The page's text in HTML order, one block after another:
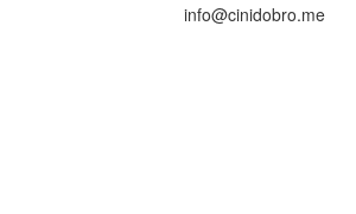
info@cinidobro.me